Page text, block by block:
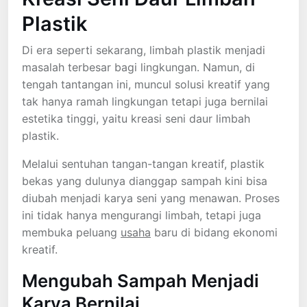
Plastik
Di era seperti sekarang, limbah plastik menjadi
masalah terbesar bagi lingkungan. Namun, di
tengah tantangan ini, muncul solusi kreatif yang
tak hanya ramah lingkungan tetapi juga bernilai
estetika tinggi, yaitu kreasi seni daur limbah
plastik.
Melalui sentuhan tangan-tangan kreatif, plastik
bekas yang dulunya dianggap sampah kini bisa
diubah menjadi karya seni yang menawan. Proses
ini tidak hanya mengurangi limbah, tetapi juga
membuka peluang usaha baru di bidang ekonomi
kreatif.
Mengubah Sampah Menjadi